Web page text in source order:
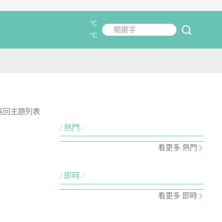
關鍵字
°C
°C
回主題列表
熱門
看更多 熱門
即時
看更多 即時